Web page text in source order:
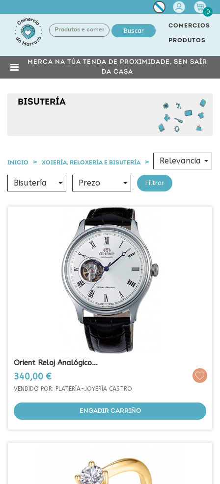
Miña
conta
0
Buscar
COMERCIOS
PRODUTOS
MERCA NA TÚA TENDA DE PROXIMIDADE, SEN SAÍR
DA CASA
BISUTERÍA
INICIO XOIERÍA, RELOXERÍA E BISUTERÍA BISUTERÍA
Bisutería Prezo
Relevancia
Filtrar
Orient Reloj Analógico...
Prezo
340,00 €
VENDIDO POR: PLATERÍA-JOYERÍA CASTRO
ENGADIR CARRIÑO